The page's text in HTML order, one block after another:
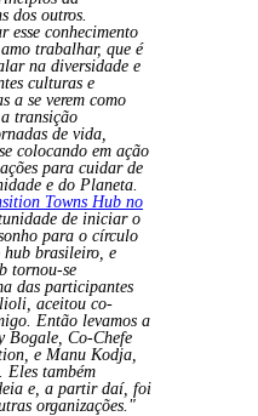
dos outros.
esse conhecimento
trabalhar, que é
na diversidade e
culturas e
a se verem como
transição
de vida,
colocando em ação
para cuidar de
e do Planeta.
Towns Hub no
de iniciar o
para o círculo
hub brasileiro, e
tornou-se
das participantes
aceitou co-
Então levamos a
Bogale, Co-Chefe
e Manu Kodja,
também
e, a partir daí, foi
organizações."